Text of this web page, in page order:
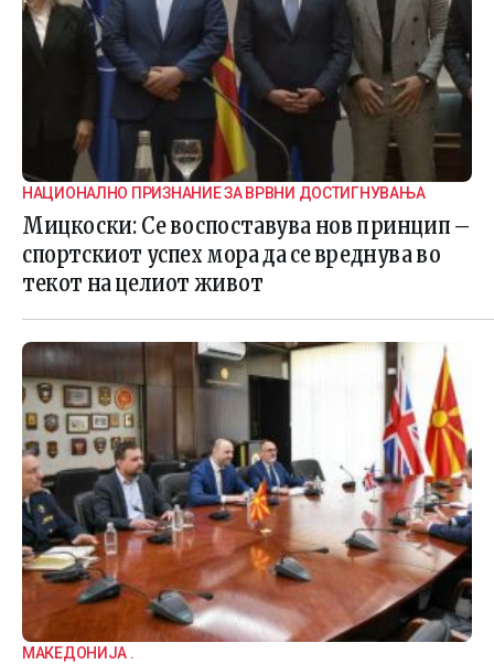
НАЦИОНАЛНО ПРИЗНАНИЕ ЗА ВРВНИ ДОСТИГНУВАЊА
Мицкоски: Се воспоставува нов принцип –
спортскиот успех мора да се вреднува во
текот на целиот живот
МАКЕДОНИЈА .